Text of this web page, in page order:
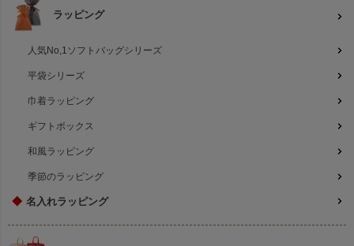
ラッピング
人気No,1ソフトバッグシリーズ
平袋シリーズ
巾着ラッピング
ギフトボックス
和風ラッピング
季節のラッピング
◆ 名入れラッピング